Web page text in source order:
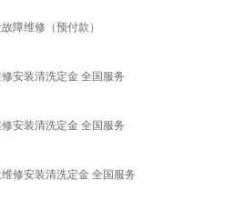
障维修（预付款）
安装清洗定金 全国服务
安装清洗定金 全国服务
修安装清洗定金 全国服务